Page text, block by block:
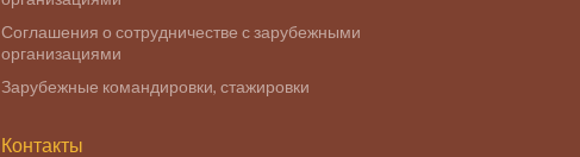
Соглашения о сотрудничестве с зарубежными
организациями
Зарубежные командировки, стажировки
Контакты